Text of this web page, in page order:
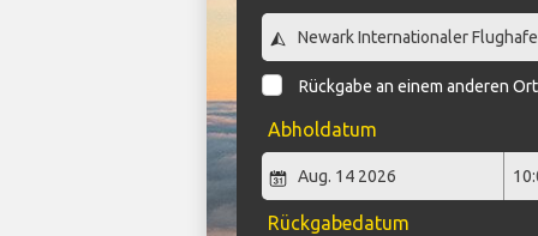
Rückgabe an einem anderen Ort
Abholdatum
Rückgabedatum